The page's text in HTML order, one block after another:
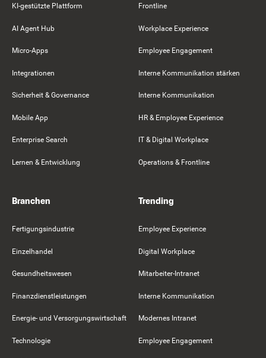
KI-gestützte Plattform
AI Agent Hub
Micro-Apps
Integrationen
Sicherheit & Governance
Mobile App
Enterprise Search
Lernen & Entwicklung
Frontline
Workplace Experience
Employee Engagement
Interne Kommunikation stärken
Interne Kommunikation
HR & Employee Experience
IT & Digital Workplace
Operations & Frontline
Branchen
Fertigungsindustrie
Einzelhandel
Gesundheitswesen
Finanzdienstleistungen
Energie- und Versorgungswirtschaft
Technologie
Trending
Employee Experience
Digital Workplace
Mitarbeiter-Intranet
Interne Kommunikation
Modernes Intranet
Employee Engagement